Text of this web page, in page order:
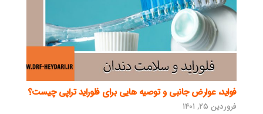
فواید، عوارض جانبی و توصیه هایی برای فلوراید تراپی چیست؟
فروردین ۲۵, ۱۴۰۱